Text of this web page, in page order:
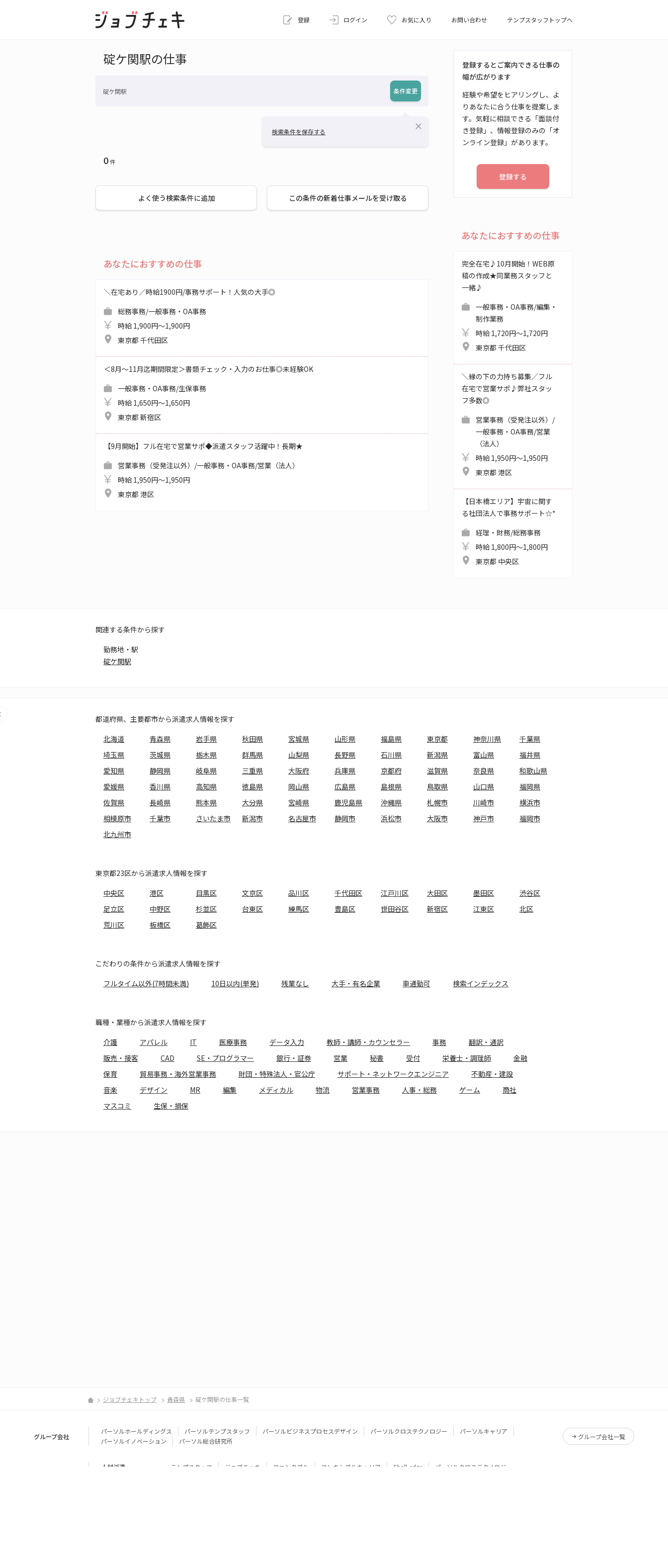
登録 ログイン お気に入り お問い合わせ テンプスタッフトップへ
碇ケ関駅の仕事
碇ケ関駅 条件変更
検索条件を保存する
close
0件
よく使う検索条件に追加 この条件の新着仕事メールを受け取る
あなたにおすすめの仕事
＼在宅あり／時給1900円/事務サポート！人気の大手◎
総務事務/一般事務・OA事務
時給 1,900円～1,900円
東京都 千代田区
＜8月～11月迄期間限定＞書類チェック・入力のお仕事◎未経験OK
一般事務・OA事務/生保事務
時給 1,650円～1,650円
東京都 新宿区
【9月開始】フル在宅で営業サポ◆派遣スタッフ活躍中！長期★
営業事務（受発注以外）/一般事務・OA事務/営業（法人）
時給 1,950円～1,950円
東京都 港区
登録するとご案内できる仕事の
幅が広がります
経験や希望をヒアリングし、よ
りあなたに合う仕事を提案しま
す。気軽に相談できる「面談付
き登録」、情報登録のみの「オ
ンライン登録」があります。
登録する
あなたにおすすめの仕事
完全在宅♪10月開始！WEB原
稿の作成★同業務スタッフと
一緒♪
一般事務・OA事務/編集・
制作業務
時給 1,720円～1,720円
東京都 千代田区
＼縁の下の力持ち募集／フル
在宅で営業サポ♪弊社スタッ
フ多数◎
営業事務（受発注以外）/
一般事務・OA事務/営業
（法人）
時給 1,950円～1,950円
東京都 港区
【日本橋エリア】宇宙に関す
る社団法人で事務サポート☆*
経理・財務/総務事務
時給 1,800円～1,800円
東京都 中央区
関連する条件から探す
勤務地・駅
碇ケ関駅
都道府県、主要都市から派遣求人情報を探す
北海道
青森県 岩手県 秋田県 宮城県 山形県 福島県 東京都 神奈川県
千葉県
埼玉県
茨城県 栃木県 群馬県 山梨県 長野県 石川県 新潟県 富山県
福井県
愛知県
静岡県 岐阜県 三重県 大阪府 兵庫県 京都府 滋賀県 奈良県
和歌山県
愛媛県
香川県 高知県 徳島県 岡山県 広島県 島根県 鳥取県 山口県
福岡県
佐賀県
長崎県 熊本県 大分県 宮崎県 鹿児島県 沖縄県 札幌市 川崎市
横浜市
相模原市
千葉市 さいたま市 新潟市 名古屋市 静岡市 浜松市 大阪市 神戸市
福岡市
北九州市
東京都23区から派遣求人情報を探す
中央区
港区 目黒区 文京区 品川区 千代田区 江戸川区 大田区 墨田区
渋谷区
足立区
中野区 杉並区 台東区 練馬区 豊島区 世田谷区 新宿区 江東区
北区
荒川区
板橋区 葛飾区
こだわりの条件から派遣求人情報を探す
フルタイム以外(7時間未満)
10日以内(単発) 残業なし 大手・有名企業 車通勤可 検索インデックス
職種・業種から派遣求人情報を探す
介護
アパレル IT 医療事務 データ入力 教師・講師・カウンセラー 事務
翻訳・通訳
販売・接客
CAD SE・プログラマー 銀行・証券 営業 秘書 受付 栄養士・調理師
金融
保育
貿易事務・海外営業事務 財団・特殊法人・官公庁 サポート・ネットワークエンジニア
不動産・建設
音楽
デザイン MR 編集 メディカル 物流 営業事務 人事・総務 ゲーム
商社
マスコミ
生保・損保
ジョブチェキトップ 青森県 碇ケ関駅の仕事一覧
グループ会社
パーソルホールディングス パーソルテンプスタッフ パーソルビジネスプロセスデザイン パーソルクロステクノロジー
パーソルキャリア
パーソルイノベーション
パーソル総合研究所
グループ会社一覧
人材派遣 テンプスタッフ ジョブチェキ ファンタブル フレキシブルキャリア Chall-edge
パーソルクロステクノロジー